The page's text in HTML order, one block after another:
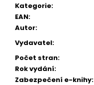
Kategorie:
EAN:
Autor:
Vydavatel:
Počet stran:
Rok vydání:
Zabezpečení e-knihy: